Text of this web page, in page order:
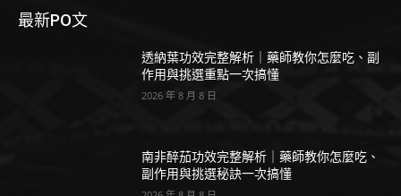
最新PO文
透納葉功效完整解析｜藥師教你怎麼吃、副
作用與挑選重點一次搞懂
2026 年 8 月 8 日
南非醉茄功效完整解析｜藥師教你怎麼吃、
副作用與挑選秘訣一次搞懂